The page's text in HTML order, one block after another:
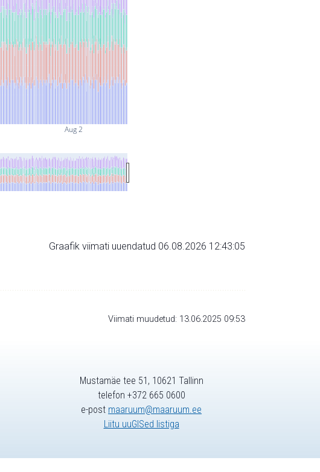
Aug 2
Graafik viimati uuendatud 06.08.2026 12:43:05
Viimati muudetud: 13.06.2025 09:53
Mustamäe tee 51, 10621 Tallinn
telefon +372 665 0600
e-post maaruum@maaruum.ee
Liitu uuGISed listiga